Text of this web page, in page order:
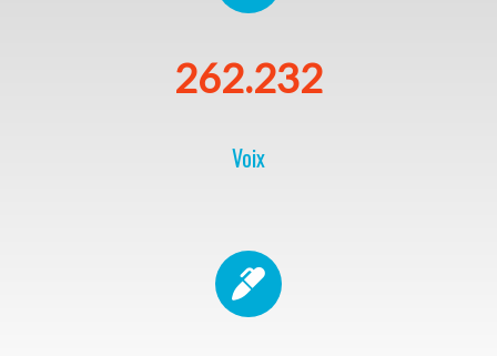
269.898
Voix